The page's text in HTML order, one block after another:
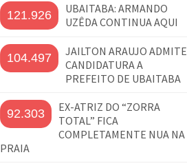
121.926
UBAITABA: ARMANDO
UZÊDA CONTINUA AQUI
104.497
JAILTON ARAUJO ADMITE
CANDIDATURA A
PREFEITO DE UBAITABA
92.303
EX-ATRIZ DO “ZORRA
TOTAL” FICA
COMPLETAMENTE NUA NA
PRAIA